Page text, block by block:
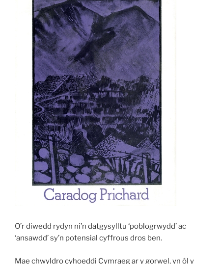
O’r diwedd rydyn ni’n datgysylltu ‘poblogrwydd’ ac
‘ansawdd’ sy’n potensial cyffrous dros ben.
Mae chwyldro cyhoeddi Cymraeg ar y gorwel, yn ôl y